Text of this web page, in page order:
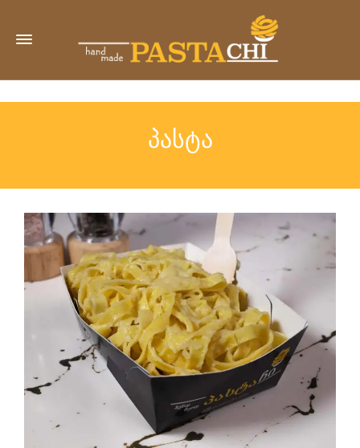
პასტა